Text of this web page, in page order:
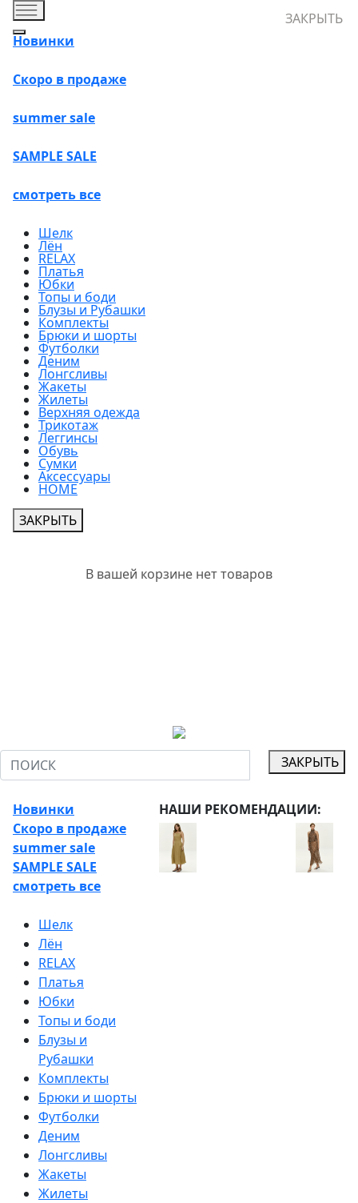
ЗАКРЫТЬ
Новинки
Скоро в продаже
summer sale
SAMPLE SALE
смотреть все
Шелк
Лён
RELAX
Платья
Юбки
Топы и боди
Блузы и Рубашки
Комплекты
Брюки и шорты
Футболки
Деним
Лонгсливы
Жакеты
Жилеты
Верхняя одежда
Трикотаж
Леггинсы
Обувь
Сумки
Аксессуары
HOME
ЗАКРЫТЬ
В вашей корзине нет товаров
ЗАКРЫТЬ
Новинки
Скоро в продаже
summer sale
SAMPLE SALE
смотреть все
Шелк
Лён
RELAX
Платья
Юбки
Топы и боди
Блузы и
Рубашки
Комплекты
Брюки и шорты
Футболки
Деним
Лонгсливы
Жакеты
Жилеты
НАШИ РЕКОМЕНДАЦИИ: